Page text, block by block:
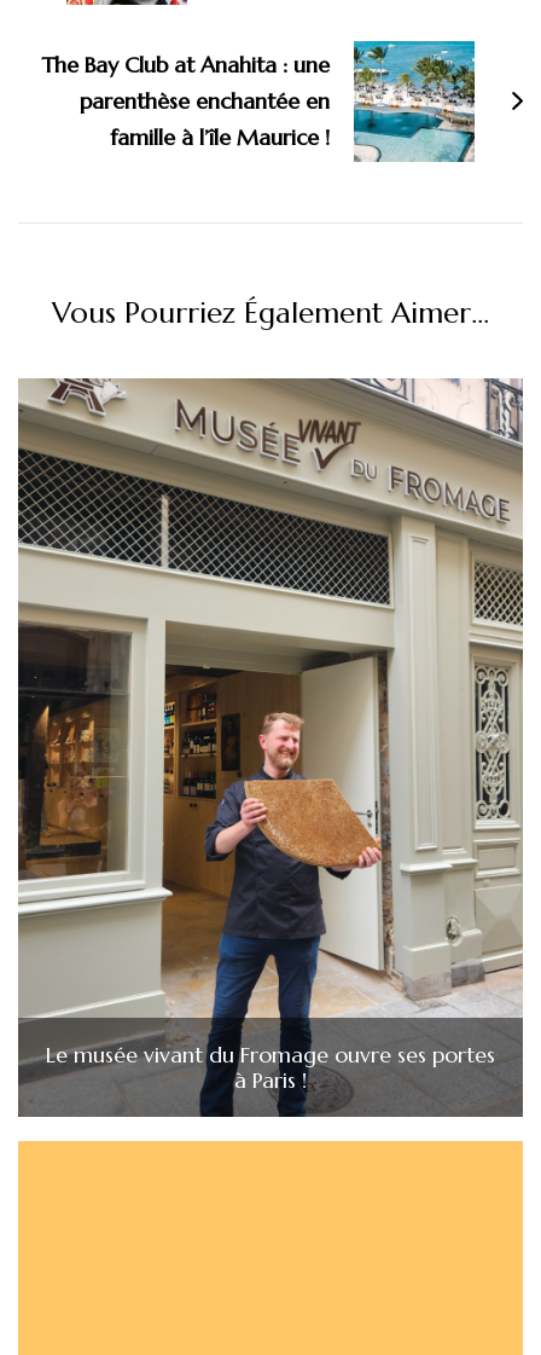
The Bay Club at Anahita : une
parenthèse enchantée en
famille à l’île Maurice !
Vous Pourriez Également Aimer...
Le musée vivant du Fromage ouvre ses portes
à Paris !